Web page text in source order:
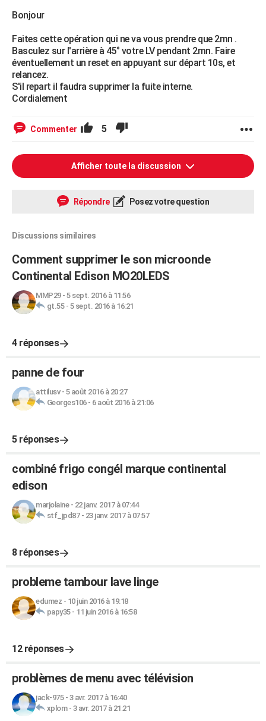
Bonjour
Faites cette opération qui ne va vous prendre que 2mn .
Basculez sur l'arrière à 45° votre LV pendant 2mn. Faire
éventuellement un reset en appuyant sur départ 10s, et
relancez.
S'il repart il faudra supprimer la fuite interne.
Cordialement
Commenter 5
Afficher toute la discussion
Répondre Posez votre question
Discussions similaires
Comment supprimer le son microonde
Continental Edison MO20LEDS
MMP29- 5 sept. 2016 à 11:56
gt.55- 5 sept. 2016 à 16:21
4 réponses
panne de four
attilusv- 5 août 2016 à 20:27
Georges106- 6 août 2016 à 21:06
5 réponses
combiné frigo congél marque continental
edison
marjolaine- 22 janv. 2017 à 07:44
stf_jpd87- 23 janv. 2017 à 07:57
8 réponses
probleme tambour lave linge
edumez - 10 juin 2016 à 19:18
papy35- 11 juin 2016 à 16:58
12 réponses
problèmes de menu avec télévision
jack-975- 3 avr. 2017 à 16:40
xplom- 3 avr. 2017 à 21:21